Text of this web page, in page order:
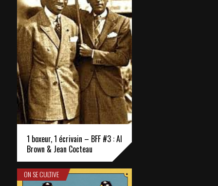
1 boxeur, 1 écrivain – BFF #3 : Al
Brown & Jean Cocteau
ON SE CULTIVE